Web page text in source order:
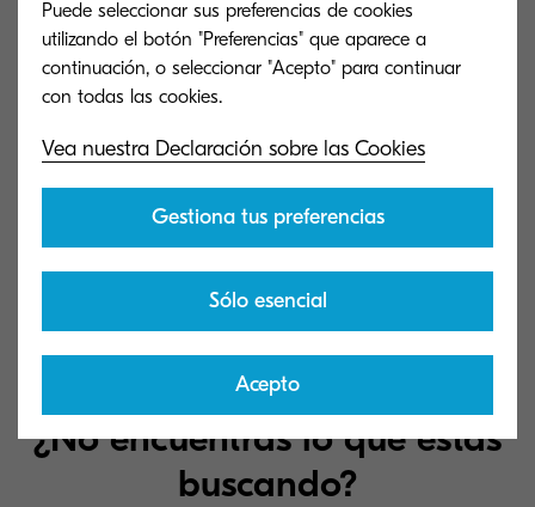
MZ7001i/MZ7001ci Series Network Fax Driver
(7.2.2906)
91 MB EXE
MAC 10.6.4 Driver Setup Guide (-)
Mac 10.6.4 Snow Leopard Driver and Scan Setup
¿No encuentras lo que estás
buscando?
Puede seleccionar sus preferencias de cookies
utilizando el botón "Preferencias" que aparece a
continuación, o seleccionar "Acepto" para continuar
Vea nuestra Declaración sobre las Cookies
Gestiona tus preferencias
Sólo esencial
Acepto